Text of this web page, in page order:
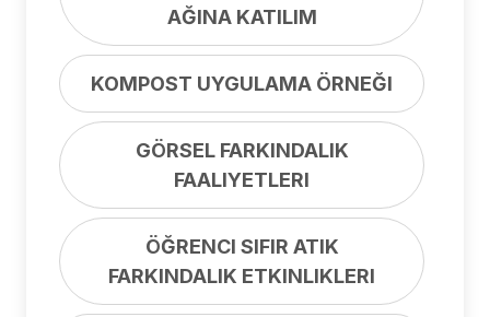
AĞINA KATILIM
KOMPOST UYGULAMA ÖRNEĞI
GÖRSEL FARKINDALIK
FAALIYETLERI
ÖĞRENCI SIFIR ATIK
FARKINDALIK ETKINLIKLERI